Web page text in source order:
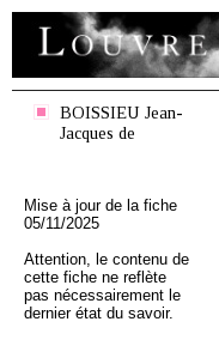
BOISSIEU Jean-
Jacques de
Mise à jour de la fiche
05/11/2025
Attention, le contenu de
cette fiche ne reflète
pas nécessairement le
dernier état du savoir.